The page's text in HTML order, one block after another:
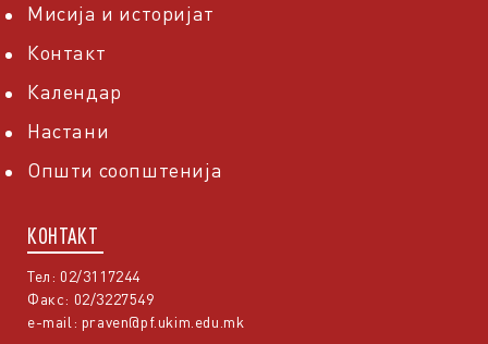
Мисија и историјат
Контакт
Календар
Настани
Општи соопштенија
КОНТАКТ
Тел: 02/3117244
Факс: 02/3227549
e-mail: praven@pf.ukim.edu.mk